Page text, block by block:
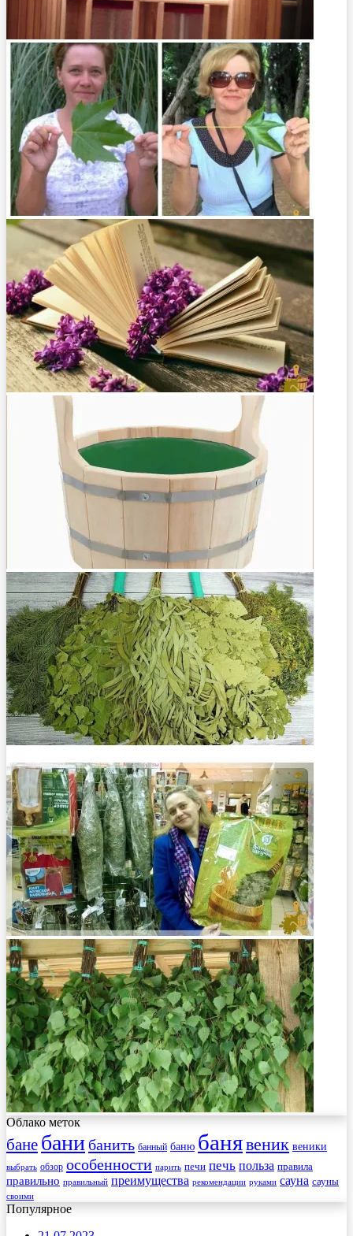
Облако меток
бане бани банить банный баню банявеник веники
выбрать обзор особенности парить печи печь польза правила
правильно правильный преимущества рекомендации руками сауна сауны
своими
Популярное